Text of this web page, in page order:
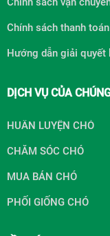
Chính sách thanh toán
Hướng dẫn giải quyết
DỊCH VỤ CỦA
HUẤN LUYỆN CHÓ
CHĂM SÓC CHÓ
MUA BÁN CHÓ
PHỐI GIỐNG CHÓ